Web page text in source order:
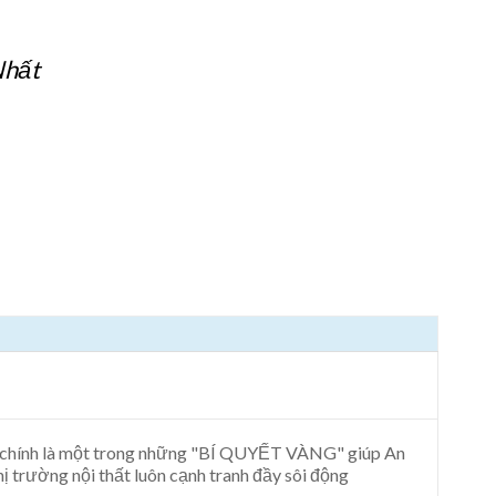
là một trong những "BÍ QUYẾT VÀNG" giúp An
trường nội thất luôn cạnh tranh đầy sôi động